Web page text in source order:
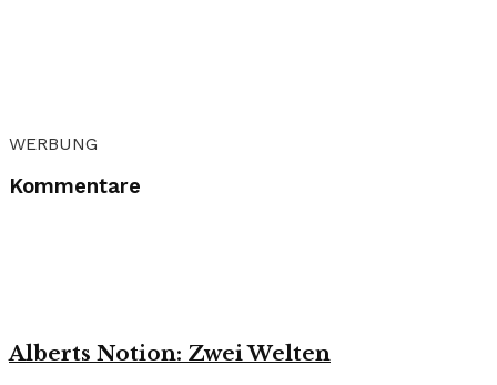
WERBUNG
Kommentare
Alberts Notion: Zwei Welten